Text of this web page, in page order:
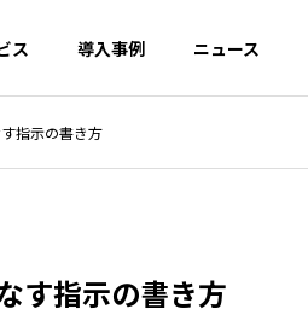
ス 導入事例 ニュース
発・運用
指示の書き方
す指示の書き方